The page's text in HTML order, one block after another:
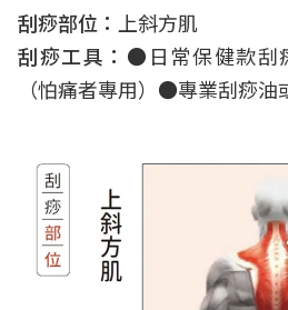
刮痧部位： 上斜方肌
刮痧工具： ●日常保健款刮
（怕痛者專用）●專業刮痧油